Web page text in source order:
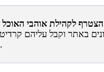
באתר וקבל עליהם קרדיט
הגולשים.